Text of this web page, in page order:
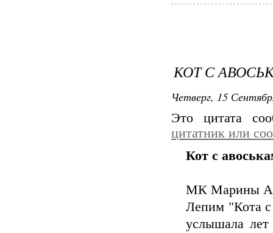
КОТ С
Четверг, 15
Это цитата
цитатник или
Кот с
МК Марины
Лепим "Кота с
услышала